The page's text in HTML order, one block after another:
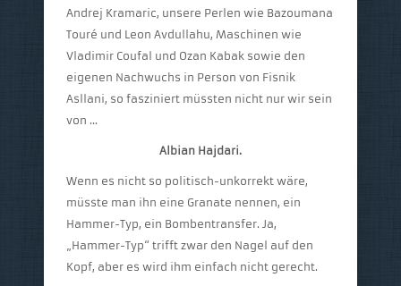
Andrej Kramaric, unsere Perlen wie Bazoumana
Touré und Leon Avdullahu, Maschinen wie
Vladimir Coufal und Ozan Kabak sowie den
eigenen Nachwuchs in Person von Fisnik
Asllani, so fasziniert müssten nicht nur wir sein
von …
Albian Hajdari.
Wenn es nicht so politisch-unkorrekt wäre,
müsste man ihn eine Granate nennen, ein
Hammer-Typ, ein Bombentransfer. Ja,
„Hammer-Typ“ trifft zwar den Nagel auf den
Kopf, aber es wird ihm einfach nicht gerecht.